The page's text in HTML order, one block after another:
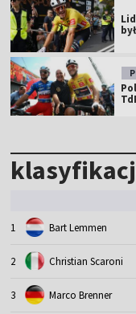
1 Bart Lemmen
2 Christian Scaroni
3 Marco Brenner